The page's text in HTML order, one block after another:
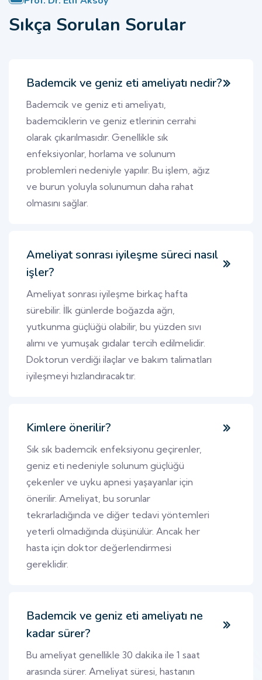
Sıkça Sorulan Sorular
Bademcik ve geniz eti ameliyatı nedir?
Bademcik ve geniz eti ameliyatı,
bademciklerin ve geniz etlerinin cerrahi
olarak çıkarılmasıdır. Genellikle sık
enfeksiyonlar, horlama ve solunum
problemleri nedeniyle yapılır. Bu işlem, ağız
ve burun yoluyla solunumun daha rahat
olmasını sağlar.
Ameliyat sonrası iyileşme süreci nasıl
işler?
Ameliyat sonrası iyileşme birkaç hafta
sürebilir. İlk günlerde boğazda ağrı,
yutkunma güçlüğü olabilir, bu yüzden sıvı
alımı ve yumuşak gıdalar tercih edilmelidir.
Doktorun verdiği ilaçlar ve bakım talimatları
iyileşmeyi hızlandıracaktır.
Kimlere önerilir?
Sık sık bademcik enfeksiyonu geçirenler,
geniz eti nedeniyle solunum güçlüğü
çekenler ve uyku apnesi yaşayanlar için
önerilir. Ameliyat, bu sorunlar
tekrarladığında ve diğer tedavi yöntemleri
yeterli olmadığında düşünülür. Ancak her
hasta için doktor değerlendirmesi
gereklidir.
Bademcik ve geniz eti ameliyatı ne
kadar sürer?
Bu ameliyat genellikle 30 dakika ile 1 saat
arasında sürer. Ameliyat süresi, hastanın